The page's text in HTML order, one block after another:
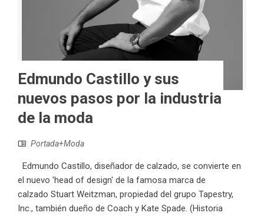
Edmundo Castillo y sus
nuevos pasos por la industria
de la moda
Portada+Moda
Edmundo Castillo, diseñador de calzado, se convierte en
el nuevo 'head of design' de la famosa marca de
calzado Stuart Weitzman, propiedad del grupo Tapestry,
Inc., también dueño de Coach y Kate Spade. (Historia